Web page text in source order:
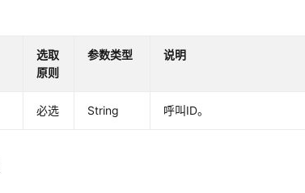
选取
原则
参数类型 说明
必选 String 呼叫ID。